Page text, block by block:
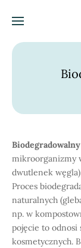
Menu
mikroorganizmy
dwutlenek
Proces
naturalnych
np. w
pojęcie to odnosi
kosmetycznych.